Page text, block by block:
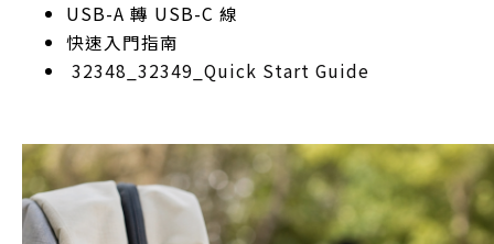
USB-A 轉 USB-C 線
快速入門指南
32348_32349_Quick Start Guide